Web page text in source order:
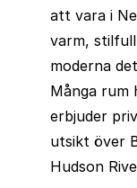
att vara i
varm,
moderna
Många rum
erbjuder
utsikt över
Hudson